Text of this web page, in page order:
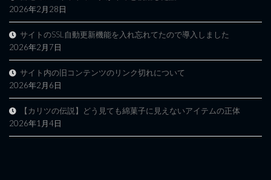
2026年2月28日
サイトのSSL自動更新機能を入れ忘れてたので導入しました
2026年2月7日
サイト内の旧コンテンツのリンク切れについて
2026年2月6日
【カリツの伝説】どう見ても綿菓子に見えないアイテムの正体
2026年1月4日